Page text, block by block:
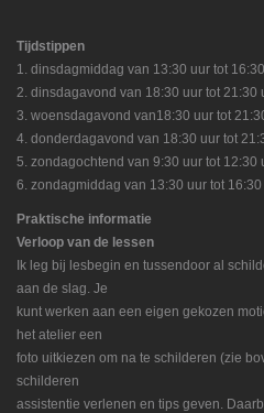
Tijdstippen
1. dinsdagmiddag van 13:30 uur tot
2. dinsdagavond van 18:30 uur tot 21:30
3. woensdagavond van18:30 uur tot
4. donderdagavond van 18:30 uur tot
5. zondagochtend van 9:30 uur tot 12:30
6. zondagmiddag van 13:30 uur tot
Praktische informatie
Verloop van de lessen
Ik leg bij lesbegin en tussendoor al
aan de slag. Je
kunt werken aan een eigen gekozen
het atelier een
foto uitkiezen om na te schilderen (zie
schilderen
assistentie verlenen en tips geven.